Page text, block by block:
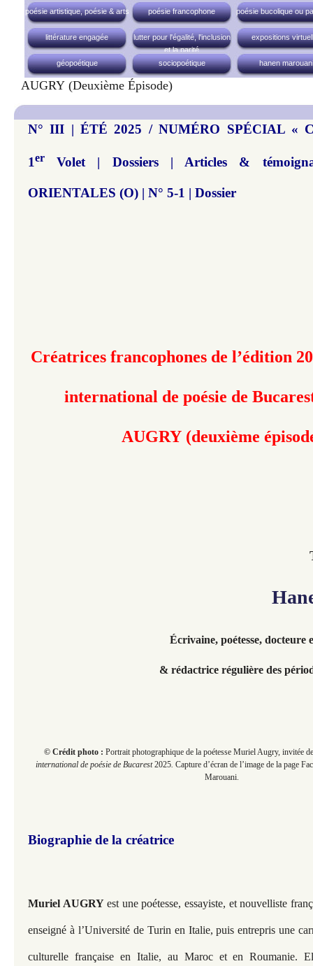
poésie artistique, poésie & arts poésie francophone poésie bucolique ou
littérature engagée
lutter pour l'égalité, l'inclusion
et la parité
expositions
géopoétique sociopoétique hanen marouani
AUGRY (deuxième Épisode)
N° III | ÉTÉ 2025 / NUMÉRO SPÉCIAL «
1er Volet | Dossiers | Articles &
ORIENTALES (O) | N° 5-1 | Dossier
Créatrices francophones de l’édition
international de poésie de
AUGRY (deuxième
Écrivaine, poétesse,
& rédactrice régulière des
© Crédit photo : Portrait photographique de la poétesse Muriel Augry, invitée
international de poésie de Bucarest2025. Capture d’écran de l’image de la page
Marouani.
Biographie de la créatrice
Muriel AUGRYest une poétesse, essayiste, et nouvelliste
enseigné à l’Université de Turin en Italie, puis entrepris une
culturelle française en Italie, au Maroc et en Roumanie.